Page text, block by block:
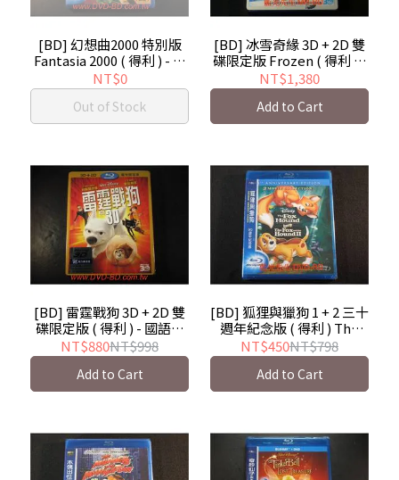
[BD] 幻想曲2000 特別版
Fantasia 2000 ( 得利 ) - 迪
士尼迎接千禧年的音樂響
宴
NT$0
Out of Stock
[BD] 冰雪奇緣 3D + 2D 雙
碟限定版 Frozen ( 得利 ) -
國語發音
NT$1,380
Add to Cart
[BD] 雷霆戰狗 3D + 2D 雙
碟限定版 ( 得利 ) - 國語發
音 Bolt
NT$880NT$998
Add to Cart
[BD] 狐狸與獵狗 1 + 2 三十
週年紀念版 ( 得利 ) The
Fox and the Hound 30th
anniversary
NT$450NT$798
Add to Cart